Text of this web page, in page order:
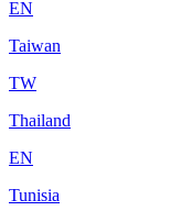
EN
Taiwan
TW
Thailand
EN
Tunisia